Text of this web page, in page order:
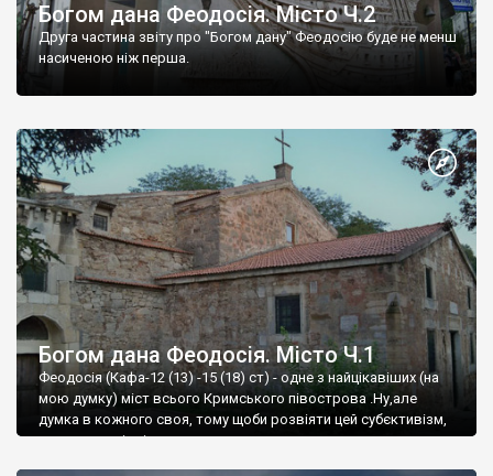
Богом дана Феодосія. Місто Ч.2
Друга частина звіту про "Богом дану" Феодосію буде не менш
насиченою ніж перша.
Богом дана Феодосія. Місто Ч.1
Феодосія (Кафа-12 (13) -15 (18) ст) - одне з найцікавіших (на
мою думку) міст всього Кримського півострова .Ну,але
думка в кожного своя, тому щоби розвіяти цей субєктивізм,
запрошую відвідати це